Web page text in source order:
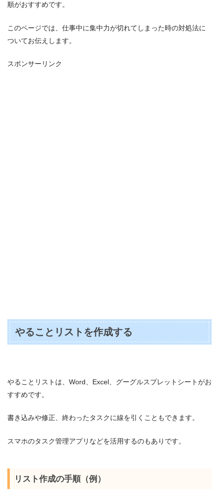
順がおすすめです。
このページでは、仕事中に集中力が切れてしまった時の対処法に
ついてお伝えします。
スポンサーリンク
やることリストを作成する
やることリストは、Word、Excel、グーグルスプレットシートがお
すすめです。
書き込みや修正、終わったタスクに線を引くこともできます。
スマホのタスク管理アプリなどを活用するのもありです。
リスト作成の手順（例）